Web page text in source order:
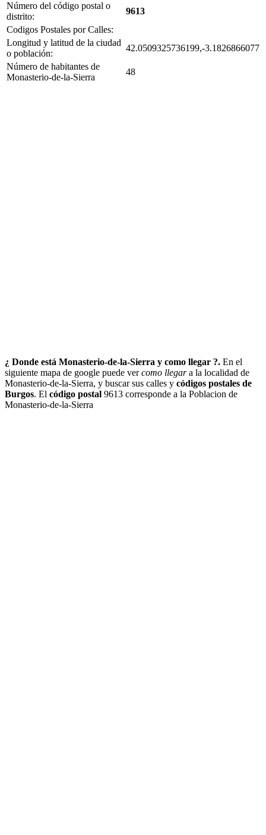
Número del código postal o
distrito:
9613
Codigos Postales por Calles:
Longitud y latitud de la ciudad
o población:
42.0509325736199,-3.1826866077
Número de habitantes de
Monasterio-de-la-Sierra
48
¿ Donde está Monasterio-de-la-Sierra y como llegar ?. En el
siguiente mapa de google puede vercomo llegara la localidad de
Monasterio-de-la-Sierra, y buscar sus calles y códigos postales de
Burgos. El código postal 9613 corresponde a la Poblacion de
Monasterio-de-la-Sierra